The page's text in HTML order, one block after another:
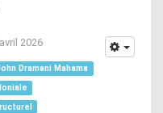
2026
Dramani Mahama